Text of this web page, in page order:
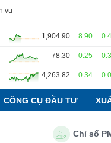
vụ
1,904.90 8.90
78.30 0.25
4,263.82 0.34
CÔNG CỤ ĐẦU TƯ
Chỉ số PMI
ngữ Dịch vụ